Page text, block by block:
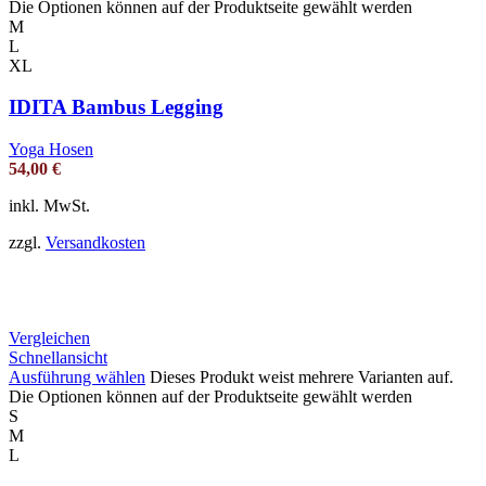
Die Optionen können auf der Produktseite gewählt werden
M
L
XL
IDITA Bambus Legging
Yoga Hosen
54,00 €
inkl. MwSt.
zzgl. Versandkosten
Vergleichen
Schnellansicht
Ausführung wählen Dieses Produkt weist mehrere Varianten auf.
Die Optionen können auf der Produktseite gewählt werden
S
M
L